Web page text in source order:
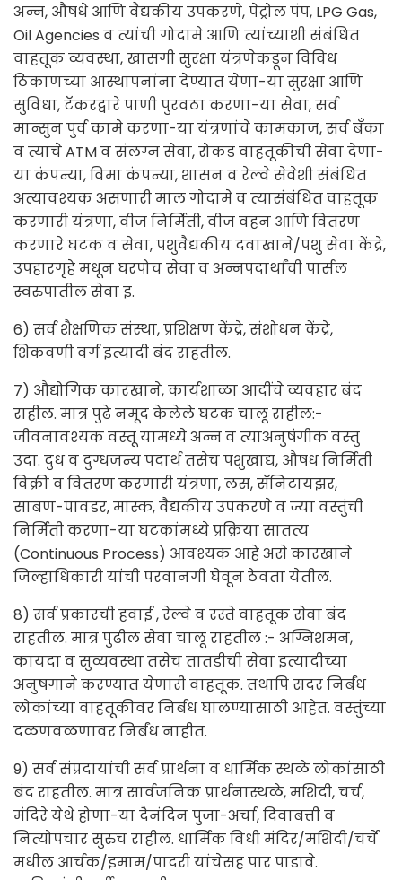
अन्न, औषधे आणि वैद्यकीय उपकरणे, पेट्रोल पंप, LPG Gas,
Oil Agencies व त्यांची गोदामे आणि त्यांच्याशी संबंधित
वाहतूक व्यवस्था, खासगी सुरक्षा यंत्रणेकडून विविध
ठिकाणच्या आस्थापनांना देण्यात येणा-या सुरक्षा आणि
सुविधा, टॅकरद्वारे पाणी पुरवठा करणा-या सेवा, सर्व
मान्सुन पुर्व कामे करणा-या यंत्रणांचे कामकाज, सर्व बँका
व त्यांचे ATM व संलग्न सेवा, रोकड वाहतूकीची सेवा देणा-
या कंपन्या, विमा कंपन्या, शासन व रेल्वे सेवेशी संबंधित
अत्यावश्यक असणारी माल गोदामे व त्यासंबंधित वाहतूक
करणारी यंत्रणा, वीज निर्मिती, वीज वहन आणि वितरण
करणारे घटक व सेवा, पशुवैद्यकीय दवाखाने/पशु सेवा केंद्रे,
उपहारगृहे मधून घरपोच सेवा व अन्नपदार्थांची पार्सल
स्वरुपातील सेवा इ.
6) सर्व शैक्षणिक संस्था, प्रशिक्षण केंद्रे, संशोधन केंद्रे,
शिकवणी वर्ग इत्यादी बंद राहतील.
7) औद्योगिक कारखाने, कार्यशाळा आदींचे व्यवहार बंद
राहील. मात्र पुढे नमूद केलेले घटक चालू राहील:-
जीवनावश्यक वस्तू यामध्ये अन्न व त्याअनुषंगीक वस्तु
उदा. दुध व दुग्धजन्य पदार्थ तसेच पशुखाद्य, औषध निर्मिती
विक्री व वितरण करणारी यंत्रणा, लस, सॅनिटायझर,
साबण-पावडर, मास्क, वैद्यकीय उपकरणे व ज्या वस्तुंची
निर्मिती करणा-या घटकांमध्ये प्रक्रिया सातत्य
(Continuous Process) आवश्यक आहे असे कारखाने
जिल्हाधिकारी यांची परवानगी घेवून ठेवता येतील.
8) सर्व प्रकारची हवाई , रेल्वे व रस्ते वाहतूक सेवा बंद
राहतील. मात्र पुढील सेवा चालू राहतील :- अग्निशमन,
कायदा व सुव्यवस्था तसेच तातडीची सेवा इत्यादीच्या
अनुषगाने करण्यात येणारी वाहतूक. तथापि सदर निर्बंध
लोकांच्या वाहतूकीवर निर्बंध घालण्यासाठी आहेत. वस्तुंच्या
दळणवळणावर निर्बंध नाहीत.
9) सर्व संप्रदायांची सर्व प्रार्थना व धार्मिक स्थळे लोकांसाठी
बंद राहतील. मात्र सार्वजनिक प्रार्थनास्थळे, मशिदी, चर्च,
मंदिरे येथे होणा-या दैनंदिन पुजा-अर्चा, दिवाबत्ती व
नित्योपचार सुरुच राहील. धार्मिक विधी मंदिर/मशिदी/चर्चे
मधील आर्चक/इमाम/पादरी यांचेसह पार पाडावे.